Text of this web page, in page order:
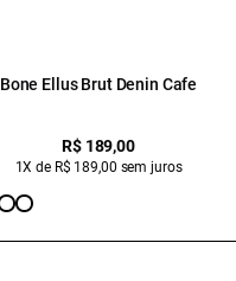
Bone Ellus Brut Denin Cafe
R$ 189,00
1X de R$ 189,00 sem juros